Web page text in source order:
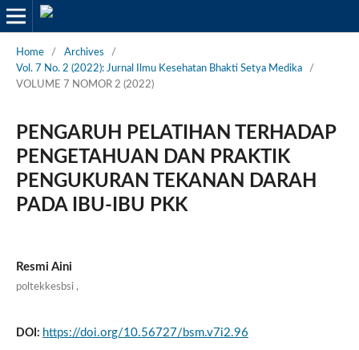
Home / Archives
/
Vol. 7 No. 2 (2022): Jurnal Ilmu Kesehatan Bhakti Setya Medika
/
VOLUME 7 NOMOR 2 (2022)
PENGARUH PELATIHAN TERHADAP
PENGETAHUAN DAN PRAKTIK
PENGUKURAN TEKANAN DARAH
PADA IBU-IBU PKK
Resmi Aini
poltekkesbsi ,
DOI: https://doi.org/10.56727/bsm.v7i2.96